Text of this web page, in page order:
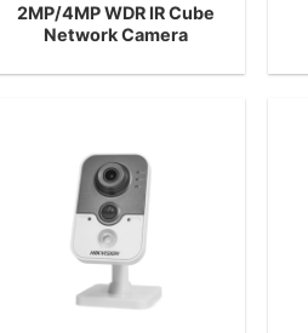
2MP/4MP WDR IR Cube
Network Camera